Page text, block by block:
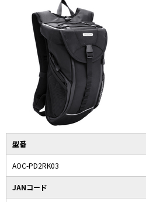
型番
AOC-PD2RK03
JANコード